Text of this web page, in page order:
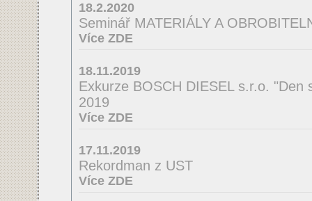
18.2.2020
Seminář MATERIÁLY A
Více ZDE
18.11.2019
Exkurze BOSCH DIESEL s.r.o. "Den
2019
Více ZDE
17.11.2019
Rekordman z UST
Více ZDE